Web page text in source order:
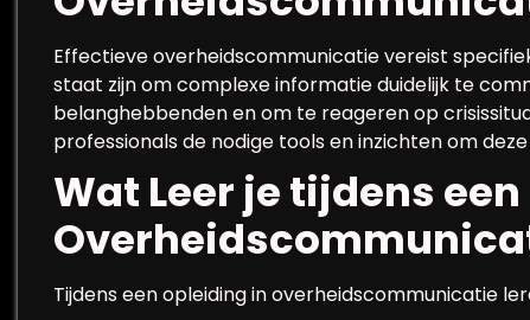
Effectieve overheidscommunicatie vereist
staat zijn om complexe informatie duidelijk te
belanghebbenden en om te reageren op
professionals de nodige tools en inzichten om
Wat Leer je tijdens een
Tijdens een opleiding in overheidscommunicatie